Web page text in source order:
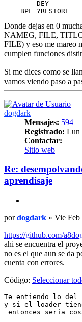
Donde dejas en 0
NAMEG, FILE,
FILE) y eso me mareo
cumplen funciones
Si me dices como se
vamos viendo paso a
Arriba
dogdark
Mensajes: 594
Registrado: Lun
Contactar:
Contactar
Sitio web
Re:
aprendisaje
Mensaje
pordogdark » Vie Feb
https://github.com/
ahi se encuentra el
no es el que aun se da
cuenta con errores.
Código: Seleccionar
Te entiendo lo del
y si el loader tiene
entonces sería